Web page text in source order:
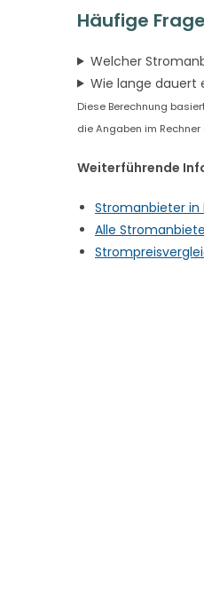
Häufige
Welcher
Wie lange dauert
Diese Berechnung
die Angaben im Rechner
Weiterführende
Stromanbieter in
Alle